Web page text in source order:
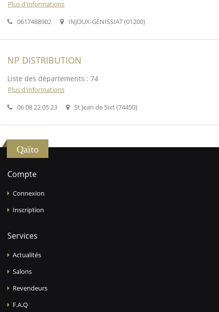
Plus d'informations
0617488902
INJOUX-GENISSIAT (01200)
NP DISTRIBUTION
Liste des départements : 74
Plus d'informations
06 08 22 05 23
St Jean de Sixt (74450)
Qaïto
Compte
Connexion
Inscription
Services
Actualités
Salons
Revendeurs
F.A.Q